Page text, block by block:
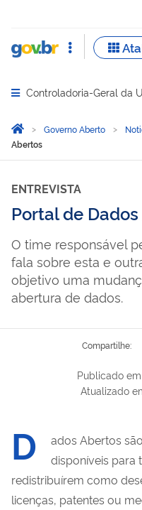
Abrir menu principal de
Controladoria-Geral da
Você está aqui:
Página Inicial
Governo Aberto
Abertos
ENTREVISTA
Portal de
O time responsável
fala sobre esta e
objetivo uma
abertura de dados.
Compartilhe:
Publicado em
Atualizado
D
ados Abertos
disponíveis para
redistribuírem como
licenças, patentes ou